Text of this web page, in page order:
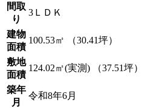
間取
り
3ＬＤＫ
建物
面積
100.53㎡ （30.41坪）
敷地
面積
124.02㎡(実測) （37.51坪）
築年
月
令和8年6月